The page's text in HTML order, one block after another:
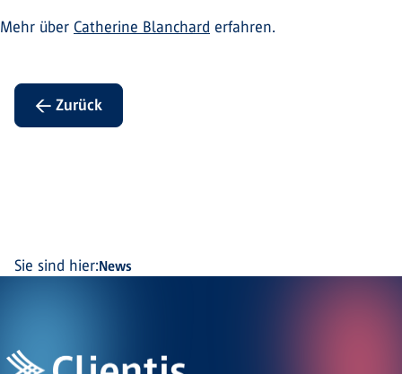
Mehr über Catherine Blanchard erfahren.
← Zurück
Sie sind hier:News